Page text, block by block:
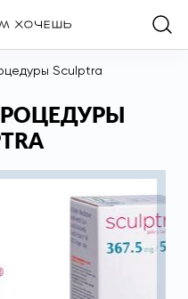
Sculptra